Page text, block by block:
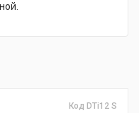
Код DTi12 S